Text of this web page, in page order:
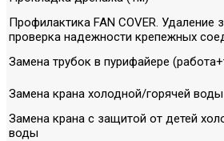
Профилактика FAN COVER. Удаление
проверка надежности крепежных
Замена трубок в пурифайере
Замена крана холодной/горячей воды
Замена крана с защитой от детей
воды